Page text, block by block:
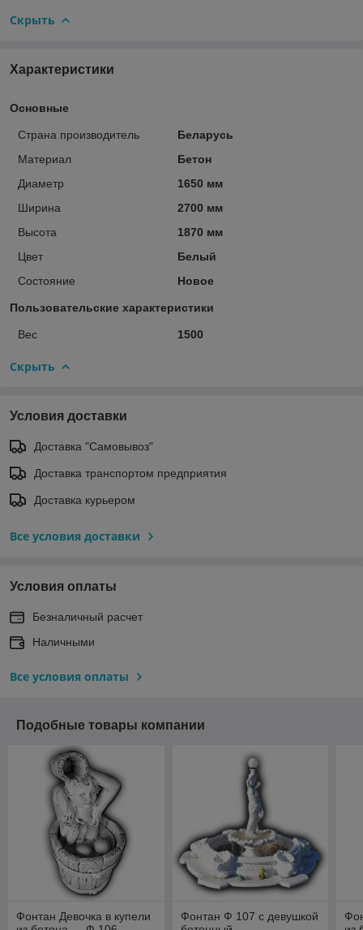
Скрыть
Характеристики
Основные
Страна производитель
Беларусь
Материал
Бетон
Диаметр
1650 мм
Ширина
2700 мм
Высота
1870 мм
Цвет
Белый
Состояние
Новое
Пользовательские характеристики
Вес 1500
Скрыть
Условия доставки
Доставка "Самовывоз"
Доставка транспортом предприятия
Доставка курьером
Все условия доставки
Условия оплаты
Безналичный расчет
Наличными
Все условия оплаты
Подобные товары компании
Фонтан Девочка в купели
Фонтан Ф 107 с девушкой